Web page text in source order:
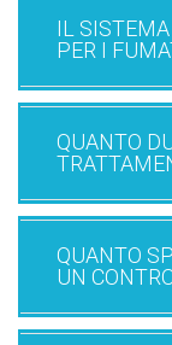
IL
PER I
QUANTO
QUANTO
UN